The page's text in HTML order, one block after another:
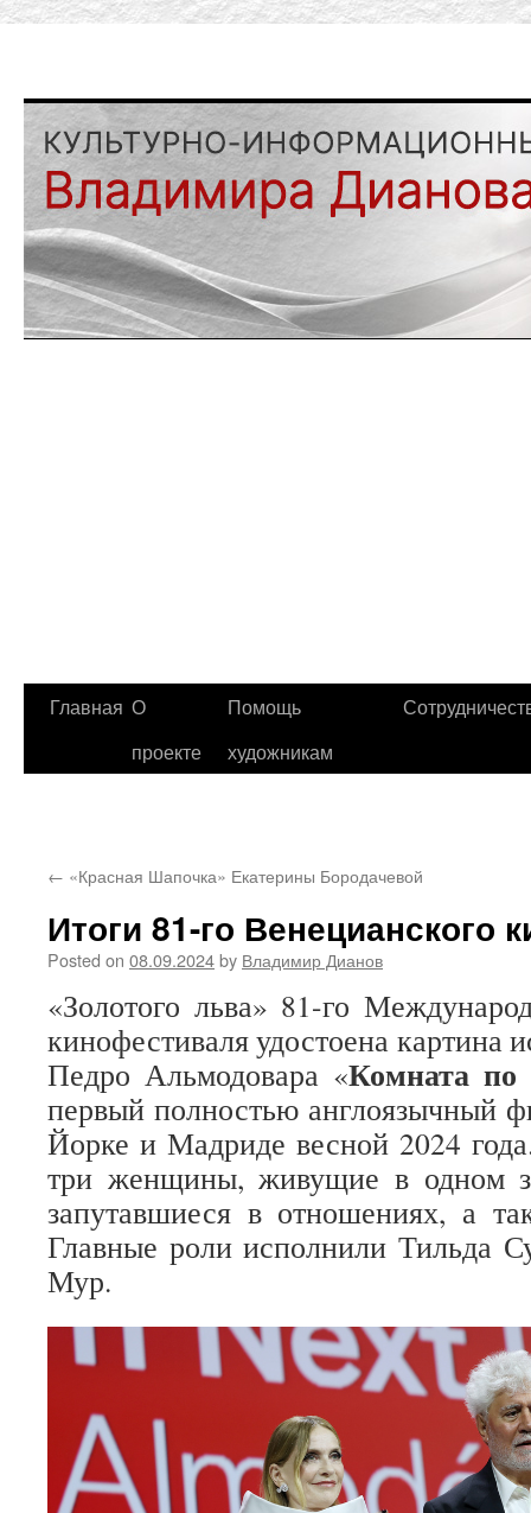
Главная О
проекте
Помощь
художникам
← «Красная Шапочка» Екатерины Бородачевой
Итоги 81-го Венецианского
Posted on 08.09.2024by Владимир Дианов
«Золотого льва» 81-го
кинофестиваля удостоена картина
Педро Альмодовара «Комната по
первый полностью англоязычный
Йорке и Мадриде весной 2024
три женщины, живущие в одном
запутавшиеся в отношениях, а
Главные роли исполнили Тильда
Мур.